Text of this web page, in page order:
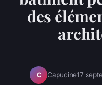
des
C Capucine17